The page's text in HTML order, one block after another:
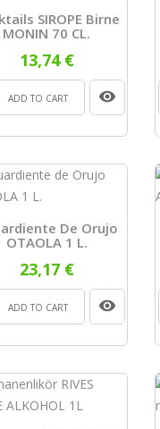
SIROPE Birne
MONIN 70 CL.
13,74 €
ADD TO CART
De Orujo
OTAOLA 1 L.
23,17 €
ADD TO CART